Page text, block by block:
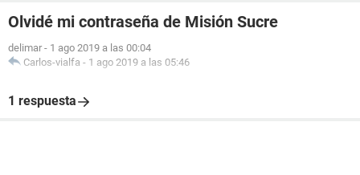
Olvidé mi contraseña de Misión Sucre
delimar - 1 ago 2019 a las 00:04
Carlos-vialfa - 1 ago 2019 a las 05:46
1 respuesta